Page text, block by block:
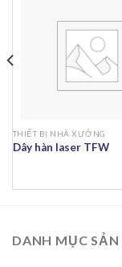
THIẾT BỊ NHÀ XƯỞNG
Dây hàn laser TFW
DANH MỤC